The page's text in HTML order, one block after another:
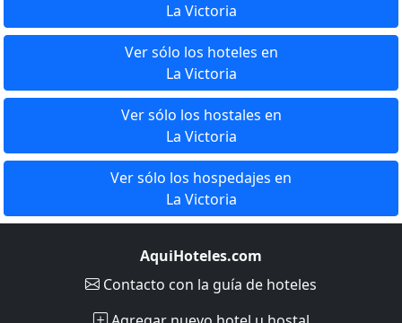
La Victoria
Ver sólo los hoteles en
La Victoria
Ver sólo los hostales en
La Victoria
Ver sólo los hospedajes en
La Victoria
AquiHoteles.com
Contacto con la guía de hoteles